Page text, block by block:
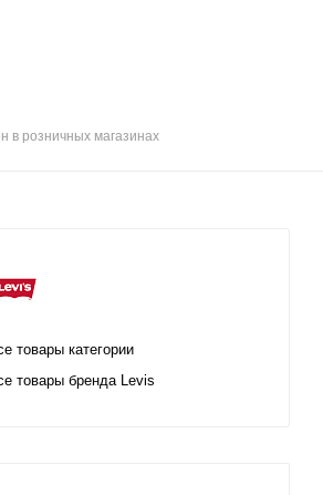
в розничных магазинах
товары категории
товары бренда Levis